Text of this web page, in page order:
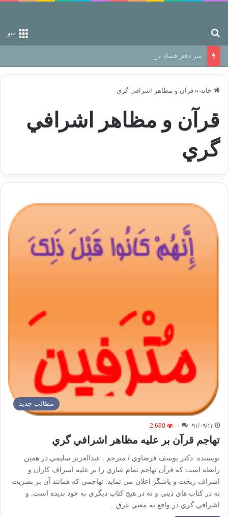
منو
سر دفتر فساد در زمین‌، دوری وکناره‌گیری از راه خداست‌!
خانه » قرآن و مظاهر اشرافي گري
قرآن و مظاهر اشرافي
گري
مطالب جدید
۹۱/۰۹/۱۳ ۰ 2,680
تهاجم قرآن بر عليه مظاهر اشرافي گري
نویسنده: دكتر يوسف قرضاوي / مترجم : عبدالعزيز سليمي در همين
رابطه است كه قرآن تهاجم تمام عياري را بر عليه اسراف كاران و
اشراف ريخت و پاشگر اعلان مي نمايد. تهاجمي كه همانند آن بر بشريت
نه در كتاب هاي ديني و نه در هيچ كتاب ديگري به خود نديده است. و
اشرافي گري در واقع به معني غرق…